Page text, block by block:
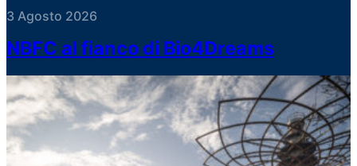
3 Agosto 2026
NBFC al fianco di Bio4Dreams